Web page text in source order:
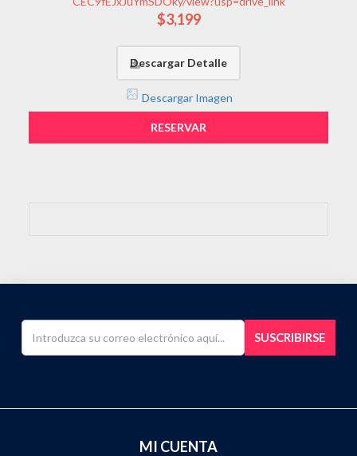
$3,199
Descargar Detalle
Descargar Imagen
RESERVAR
SUSCRIBIRSE
MI CUENTA